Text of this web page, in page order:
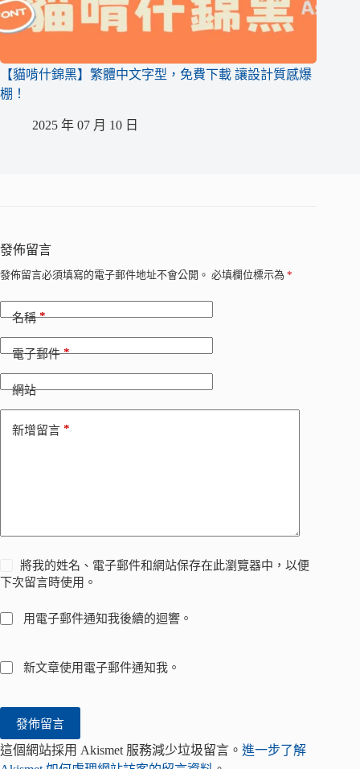
【貓啃什錦黑】繁體中文字型，免費下載 讓設計質感爆
棚！
2025 年 07 月 10 日
發佈留言
發佈留言必須填寫的電子郵件地址不會公開。 必填欄位標示為 *
名稱*
電子郵件*
網站
新增留言 *
將我的姓名、電子郵件和網站保存在此瀏覽器中，以便
下次留言時使用。
用電子郵件通知我後續的迴響。
新文章使用電子郵件通知我。
發佈留言
這個網站採用 Akismet 服務減少垃圾留言。 進一步了解